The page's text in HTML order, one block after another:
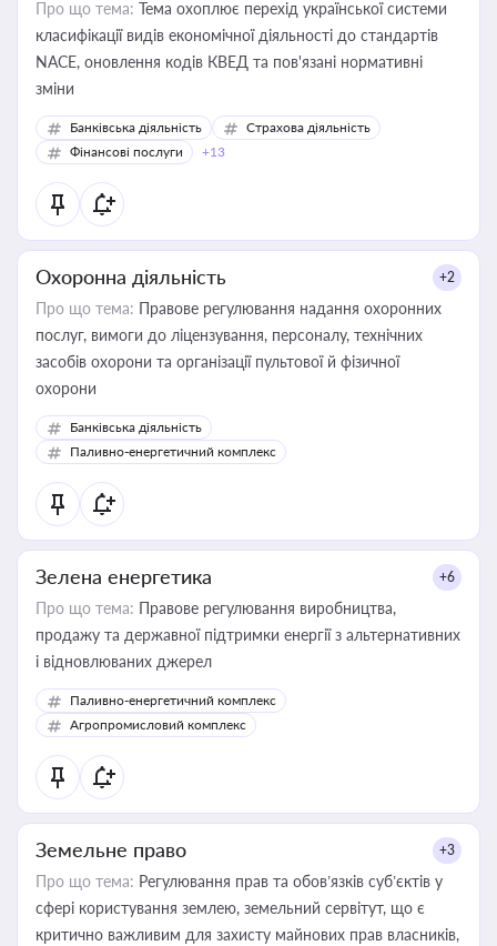
Про що тема: Тема охоплює перехід української системи
класифікації видів економічної діяльності до стандартів
NACE, оновлення кодів КВЕД та пов'язані нормативні
зміни
Банківська діяльність
Страхова діяльність
Фінансові послуги
+13
Охоронна діяльність +2
Про що тема: Правове регулювання надання охоронних
послуг, вимоги до ліцензування, персоналу, технічних
засобів охорони та організації пультової й фізичної
охорони
Банківська діяльність
Паливно-енергетичний комплекс
Зелена енергетика +6
Про що тема: Правове регулювання виробництва,
продажу та державної підтримки енергії з альтернативних
і відновлюваних джерел
Паливно-енергетичний комплекс
Агропромисловий комплекс
Земельне право +3
Про що тема: Регулювання прав та обов’язків суб’єктів у
сфері користування землею, земельний сервітут, що є
критично важливим для захисту майнових прав власників,